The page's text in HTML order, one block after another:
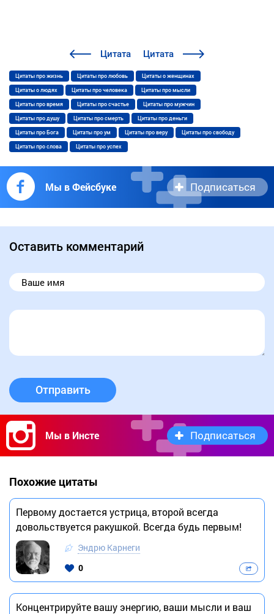
Цитата Цитата
Цитаты про жизнь Цитаты про любовь Цитаты о женщинах
Цитаты о людях Цитаты про человека Цитаты про мысли
Цитаты про время Цитаты про счастье Цитаты про мужчин
Цитаты про душу Цитаты про смерть Цитаты про деньги
Цитаты про Бога Цитаты про ум Цитаты про веру Цитаты про свободу
Цитаты про слова Цитаты про успех
Мы в Фейсбуке Подписаться
Оставить комментарий
Отправить
Мы в Инсте Подписаться
Похожие цитаты
Первому достается устрица, второй всегда
довольствуется ракушкой. Всегда будь первым!
Эндрю Карнеги
0
Концентрируйте вашу энергию, ваши мысли и ваш